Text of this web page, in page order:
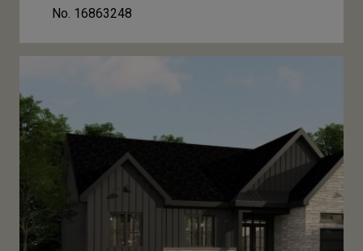
No. 16863248